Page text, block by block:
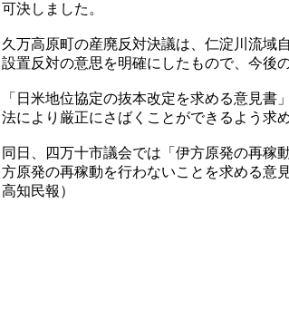
可決しました。
久万高原町の産廃反対決議は、仁淀川流域
設置反対の意思を明確にしたもので、今後
「日米地位協定の抜本改定を求める意見
法により厳正にさばくことができるよう求
同日、四万十市議会では「伊方原発の再稼
方原発の再稼動を行わないことを求める意
高知民報）